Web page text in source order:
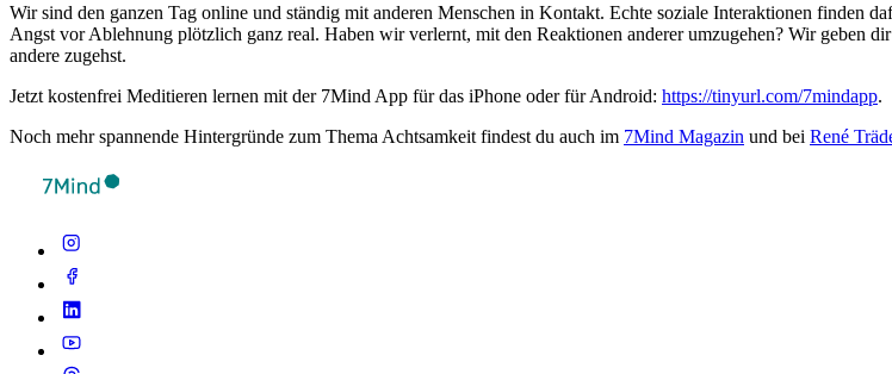
Wir sind den ganzen Tag online und ständig mit anderen Menschen in Kontakt. Echte soziale Interaktionen finden
Angst vor Ablehnung plötzlich ganz real. Haben wir verlernt, mit den Reaktionen anderer umzugehen? Wir geben
andere zugehst.
Jetzt kostenfrei Meditieren lernen mit der 7Mind App für das iPhone oder für Android: https://tinyurl.com/7mindapp.
Noch mehr spannende Hintergründe zum Thema Achtsamkeit findest du auch im 7Mind Magazin und bei René